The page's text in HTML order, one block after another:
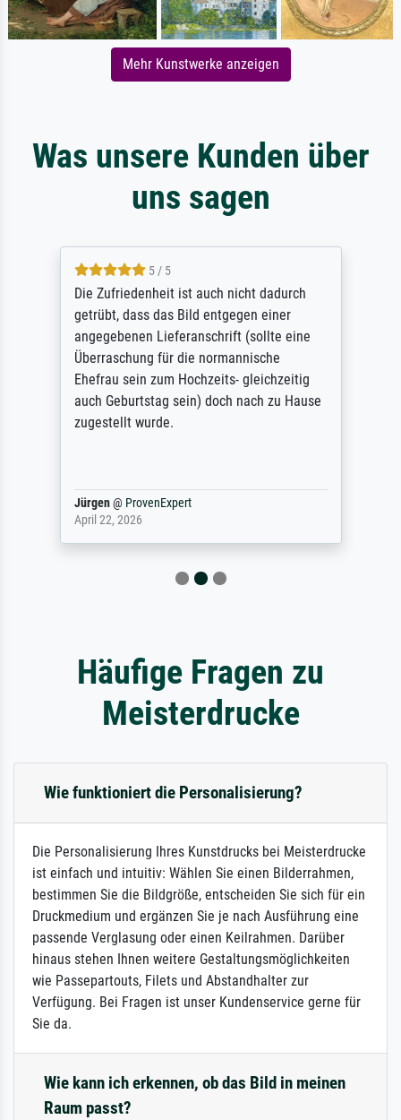
Mehr Kunstwerke anzeigen
Was unsere Kunden über
uns sagen
5 / 5
Die Zufriedenheit ist auch nicht dadurch
getrübt, dass das Bild entgegen einer
angegebenen Lieferanschrift (sollte eine
Überraschung für die normannische
Ehefrau sein zum Hochzeits- gleichzeitig
auch Geburtstag sein) doch nach zu Hause
zugestellt wurde.
Jürgen@ ProvenExpert
April 22, 2026
Häufige Fragen zu
Meisterdrucke
Wie funktioniert die Personalisierung?
Die Personalisierung Ihres Kunstdrucks bei Meisterdrucke
ist einfach und intuitiv: Wählen Sie einen Bilderrahmen,
bestimmen Sie die Bildgröße, entscheiden Sie sich für ein
Druckmedium und ergänzen Sie je nach Ausführung eine
passende Verglasung oder einen Keilrahmen. Darüber
hinaus stehen Ihnen weitere Gestaltungsmöglichkeiten
wie Passepartouts, Filets und Abstandhalter zur
Verfügung. Bei Fragen ist unser Kundenservice gerne für
Sie da.
Wie kann ich erkennen, ob das Bild in meinen
Raum passt?